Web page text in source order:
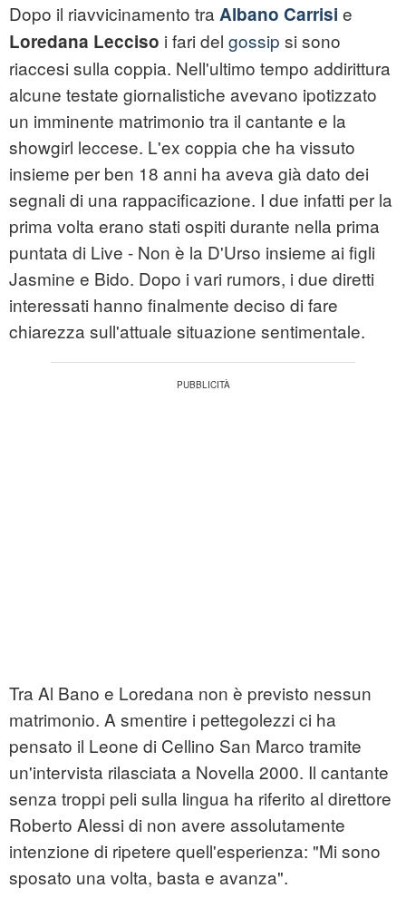
Dopo il riavvicinamento tra Albano Carrisi e
Loredana Lecciso i fari del gossip si sono
riaccesi sulla coppia. Nell'ultimo tempo addirittura
alcune testate giornalistiche avevano ipotizzato
un imminente matrimonio tra il cantante e la
showgirl leccese. L'ex coppia che ha vissuto
insieme per ben 18 anni ha aveva già dato dei
segnali di una rappacificazione. I due infatti per la
prima volta erano stati ospiti durante nella prima
puntata di Live - Non è la D'Urso insieme ai figli
Jasmine e Bido. Dopo i vari rumors, i due diretti
interessati hanno finalmente deciso di fare
chiarezza sull'attuale situazione sentimentale.
Tra Al Bano e Loredana non è previsto nessun
matrimonio. A smentire i pettegolezzi ci ha
pensato il Leone di Cellino San Marco tramite
un'intervista rilasciata a Novella 2000. Il cantante
senza troppi peli sulla lingua ha riferito al direttore
Roberto Alessi di non avere assolutamente
intenzione di ripetere quell'esperienza: "Mi sono
sposato una volta, basta e avanza".